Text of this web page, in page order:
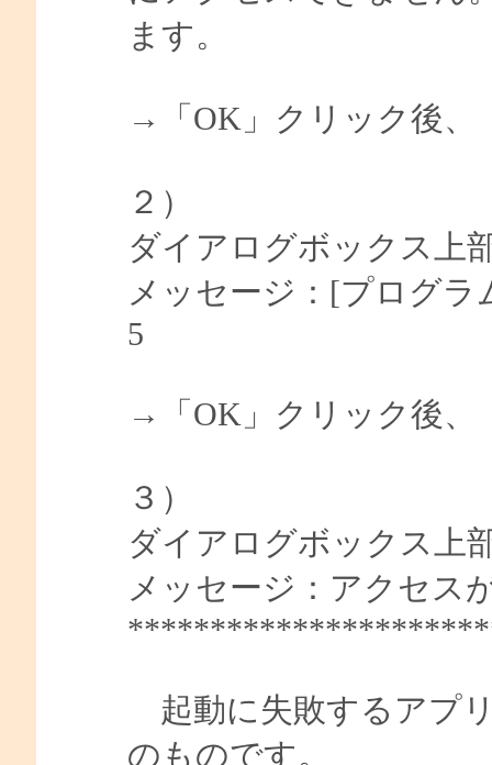
ます。
→「OK」クリック後、
２）
ダイアログボックス上
メッセージ：[プログ
5
→「OK」クリック後、
３）
ダイアログボックス上
メッセージ：アクセス
起動に失敗するアプ
のものです。